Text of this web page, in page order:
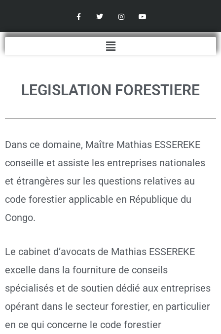
a
e
b
w
t
t
n
t
a
o
t
u
Menu
LEGISLATION FORESTIERE
Dans ce domaine, Maître Mathias ESSEREKE
conseille et assiste les entreprises nationales
et étrangères sur les questions relatives au
code forestier applicable en République du
Congo.
Le cabinet d’avocats de Mathias ESSEREKE
excelle dans la fourniture de conseils
spécialisés et de soutien dédié aux entreprises
opérant dans le secteur forestier, en particulier
en ce qui concerne le code forestier